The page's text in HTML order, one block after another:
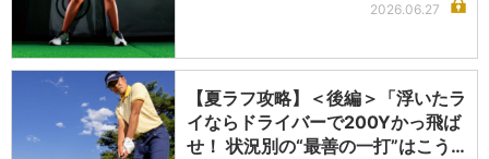
2026.06.27
【夏ラフ攻略】＜後編＞「浮いたラ
イならドライバーで200Yかっ飛ば
せ！ 状況別の“最善の一打”はこう…